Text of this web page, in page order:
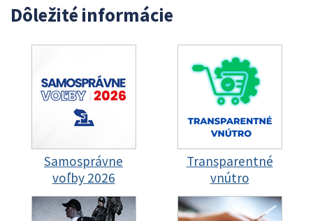
Dôležité informácie
Samosprávne
voľby 2026
Transparentné
vnútro